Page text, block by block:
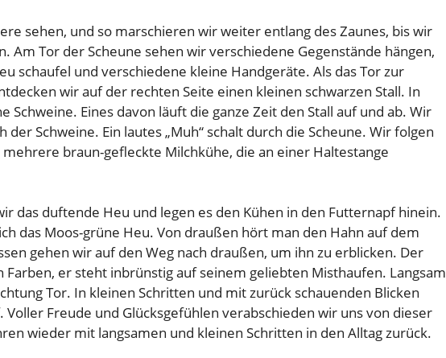
sehen, und so marschieren wir weiter entlang des Zaunes, bis wir
Am Tor der Scheune sehen wir verschiedene Gegenstände hängen,
schaufel und verschiedene kleine Handgeräte. Als das Tor zur
wir auf der rechten Seite einen kleinen schwarzen Stall. In
Schweine. Eines davon läuft die ganze Zeit den Stall auf und ab. Wir
Schweine. Ein lautes „Muh“ schalt durch die Scheune. Wir folgen
braun-gefleckte Milchkühe, die an einer Haltestange
das duftende Heu und legen es den Kühen in den Futternapf hinein.
das Moos-grüne Heu. Von draußen hört man den Hahn auf dem
gehen wir auf den Weg nach draußen, um ihn zu erblicken. Der
er steht inbrünstig auf seinem geliebten Misthaufen. Langsam
Tor. In kleinen Schritten und mit zurück schauenden Blicken
Freude und Glücksgefühlen verabschieden wir uns von dieser
wieder mit langsamen und kleinen Schritten in den Alltag zurück.